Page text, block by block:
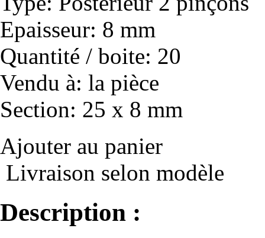
Epaisseur: 8 mm
Quantité / boite: 20
Vendu à: la pièce
Section: 25 x 8 mm
Ajouter au panier
Livraison selon modèle
Description :